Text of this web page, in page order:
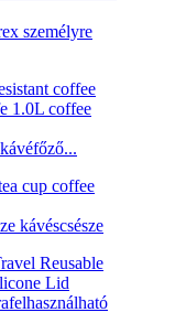
személyre
kávéscsésze